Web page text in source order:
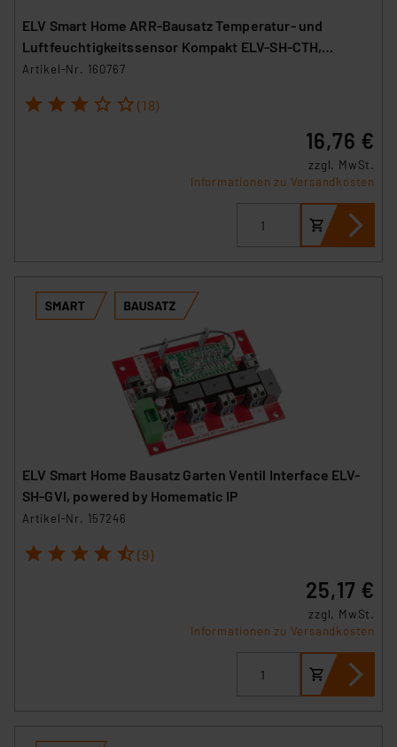
ELV Smart Home ARR-Bausatz Temperatur- und
Luftfeuchtigkeitssensor Kompakt ELV-SH-CTH,
powered by Homematic IP
Artikel-Nr. 160767
1 2 3 4 5 (18)
16,76 €
zzgl. MwSt.
Informationen zu Versandkosten
ELV Smart Home Bausatz Garten Ventil Interface ELV-
SH-GVI, powered by Homematic IP
Artikel-Nr. 157246
1 2 3 4 5 (9)
25,17 €
zzgl. MwSt.
Informationen zu Versandkosten